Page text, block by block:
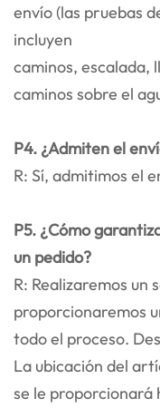
envío (las pruebas
incluyen
caminos, escalada,
caminos sobre el
P4. ¿Admiten el
R: Sí, admitimos el
P5. ¿Cómo
un pedido?
R: Realizaremos un
proporcionaremos
todo el proceso.
La ubicación del
se le proporcionará